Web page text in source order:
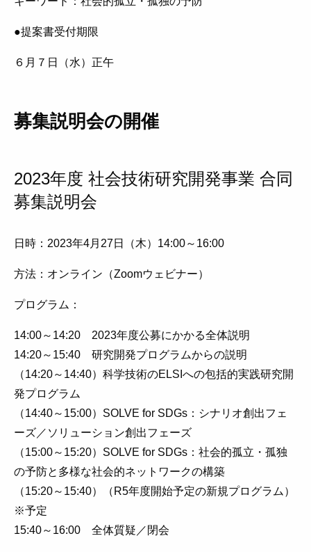
●提案書受付期限
６月７日（水）正午
募集説明会の開催
2023年度 社会技術研究開発事業 合同
募集説明会
日時：2023年4月27日（木）14:00～16:00
方法：オンライン（Zoomウェビナー）
プログラム：
14:00～14:20 2023年度公募にかかる全体説明
14:20～15:40 研究開発プログラムからの説明
（14:20～14:40）科学技術のELSIへの包括的実践研究開
発プログラム
（14:40～15:00）SOLVE for SDGs：シナリオ創出フェ
ーズ／ソリューション創出フェーズ
（15:00～15:20）SOLVE for SDGs：社会的孤立・孤独
の予防と多様な社会的ネットワークの構築
（15:20～15:40）（R5年度開始予定の新規プログラム）
※予定
15:40～16:00 全体質疑／閉会